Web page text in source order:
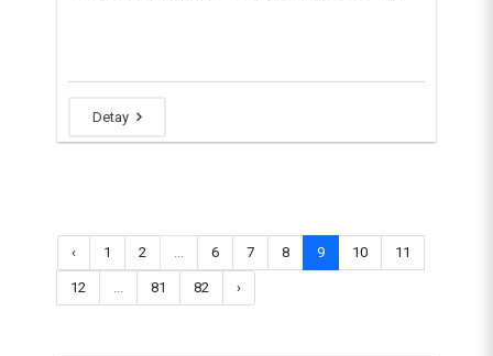
Detay
‹ 1 2 6 7 8 9 10 11
12 81 82 ›